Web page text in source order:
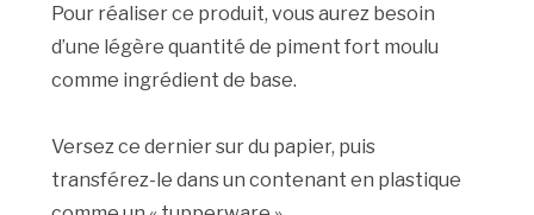
Pour réaliser ce produit, vous aurez besoin
d’une légère quantité de piment fort moulu
comme ingrédient de base.
Versez ce dernier sur du papier, puis
transférez-le dans un contenant en plastique